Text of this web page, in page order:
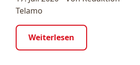
Telamo
Weiterlesen